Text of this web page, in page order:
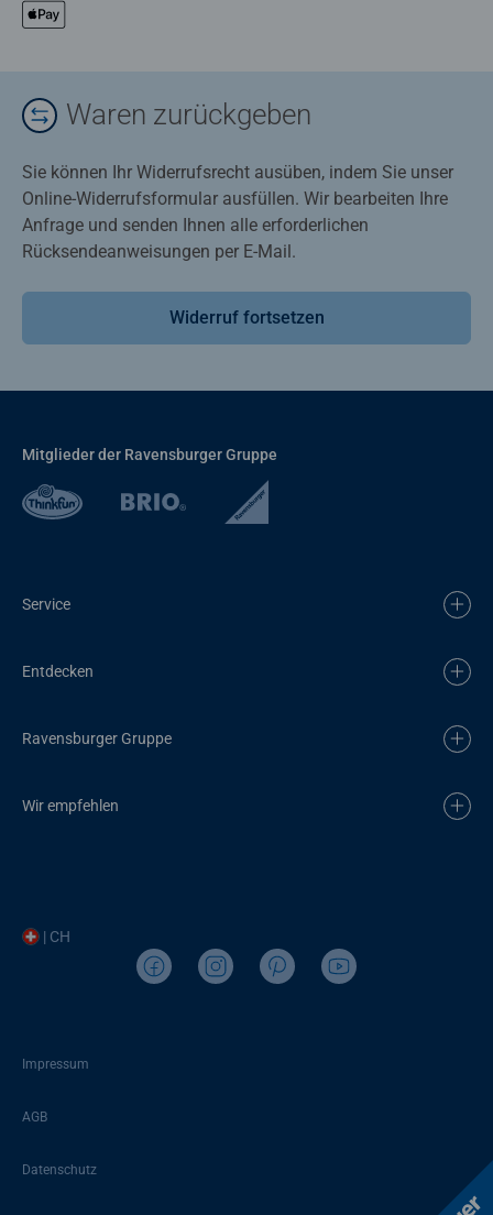
Waren zurückgeben
Sie können Ihr Widerrufsrecht ausüben, indem Sie unser
Online-Widerrufsformular ausfüllen. Wir bearbeiten Ihre
Anfrage und senden Ihnen alle erforderlichen
Rücksendeanweisungen per E-Mail.
Widerruf fortsetzen
Mitglieder der Ravensburger Gruppe
Service
Entdecken
Ravensburger Gruppe
Wir empfehlen
| CH
Impressum
AGB
Datenschutz